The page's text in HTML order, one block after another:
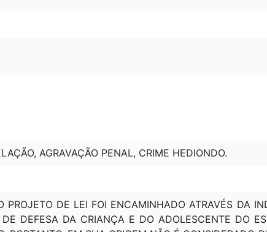
AGRAVAÇÃO PENAL, CRIME HEDIONDO.
DE LEI FOI ENCAMINHADO ATRAVÉS DA
DEFESA DA CRIANÇA E DO ADOLESCENTE DO